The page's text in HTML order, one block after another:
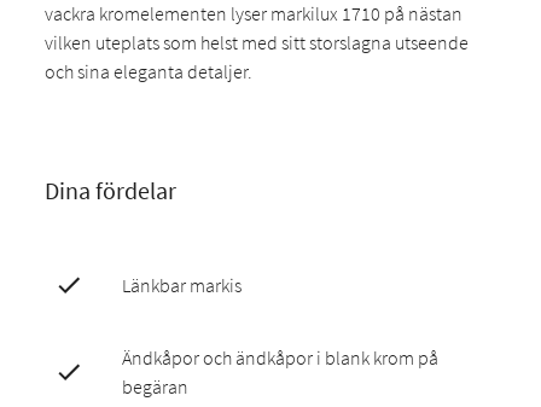
vackra kromelementen lyser markilux 1710 på nästan
vilken uteplats som helst med sitt storslagna utseende
och sina eleganta detaljer.
Dina fördelar
Länkbar markis
Ändkåpor och ändkåpor i blank krom på
begäran